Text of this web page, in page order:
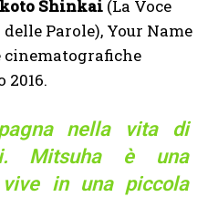
Shinkai (La Voce
Parole), Your Name
cinematografiche
2016.
nella vita di
Mitsuha è una
in una piccola